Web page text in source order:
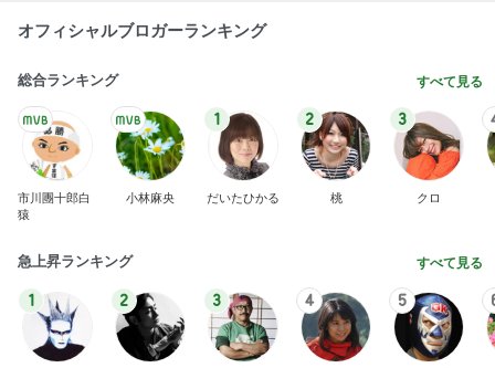
オフィシャルブロガーランキング
総合ランキング すべて見る
市川團十郎白
猿
小林麻央
1
だいたひかる
2
桃
3
クロ
急上昇ランキング すべて見る
1 2 3 4 5